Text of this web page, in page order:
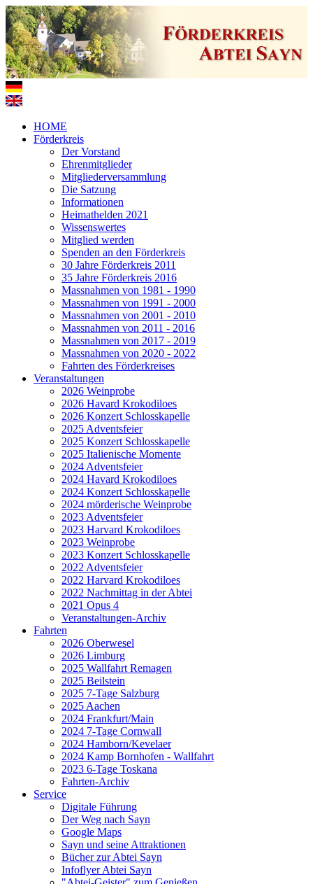
HOME
Förderkreis
Der Vorstand
Ehrenmitglieder
Mitgliederversammlung
Die Satzung
Informationen
Heimathelden 2021
Wissenswertes
Mitglied werden
Spenden an den Förderkreis
30 Jahre Förderkreis 2011
35 Jahre Förderkreis 2016
Massnahmen von 1981 - 1990
Massnahmen von 1991 - 2000
Massnahmen von 2001 - 2010
Massnahmen von 2011 - 2016
Massnahmen von 2017 - 2019
Massnahmen von 2020 - 2022
Fahrten des Förderkreises
Veranstaltungen
2026 Weinprobe
2026 Havard Krokodiloes
2026 Konzert Schlosskapelle
2025 Adventsfeier
2025 Konzert Schlosskapelle
2025 Italienische Momente
2024 Adventsfeier
2024 Havard Krokodiloes
2024 Konzert Schlosskapelle
2024 mörderische Weinprobe
2023 Adventsfeier
2023 Harvard Krokodiloes
2023 Weinprobe
2023 Konzert Schlosskapelle
2022 Adventsfeier
2022 Harvard Krokodiloes
2022 Nachmittag in der Abtei
2021 Opus 4
Veranstaltungen-Archiv
Fahrten
2026 Oberwesel
2026 Limburg
2025 Wallfahrt Remagen
2025 Beilstein
2025 7-Tage Salzburg
2025 Aachen
2024 Frankfurt/Main
2024 7-Tage Cornwall
2024 Hamborn/Kevelaer
2024 Kamp Bornhofen - Wallfahrt
2023 6-Tage Toskana
Fahrten-Archiv
Service
Digitale Führung
Der Weg nach Sayn
Google Maps
Sayn und seine Attraktionen
Bücher zur Abtei Sayn
Infoflyer Abtei Sayn